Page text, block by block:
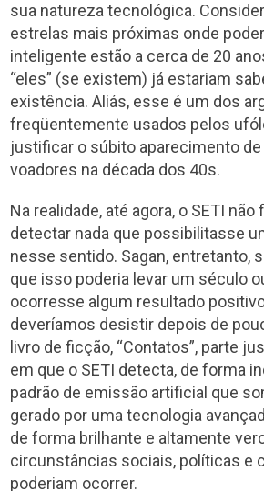
sua natureza tecnológica.
estrelas mais próximas onde
inteligente estão a cerca de 20
“eles” (se existem) já estariam
existência. Aliás, esse é um dos
freqüentemente usados pelos
justificar o súbito aparecimento
voadores na década dos 40s.
Na realidade, até agora, o SETI não
detectar nada que possibilitasse
nesse sentido. Sagan, entretanto,
que isso poderia levar um século
ocorresse algum resultado
deveríamos desistir depois de
livro de ficção, “Contatos”, parte
em que o SETI detecta, de forma
padrão de emissão artificial que
gerado por uma tecnologia
de forma brilhante e altamente
circunstâncias sociais, políticas e
poderiam ocorrer.